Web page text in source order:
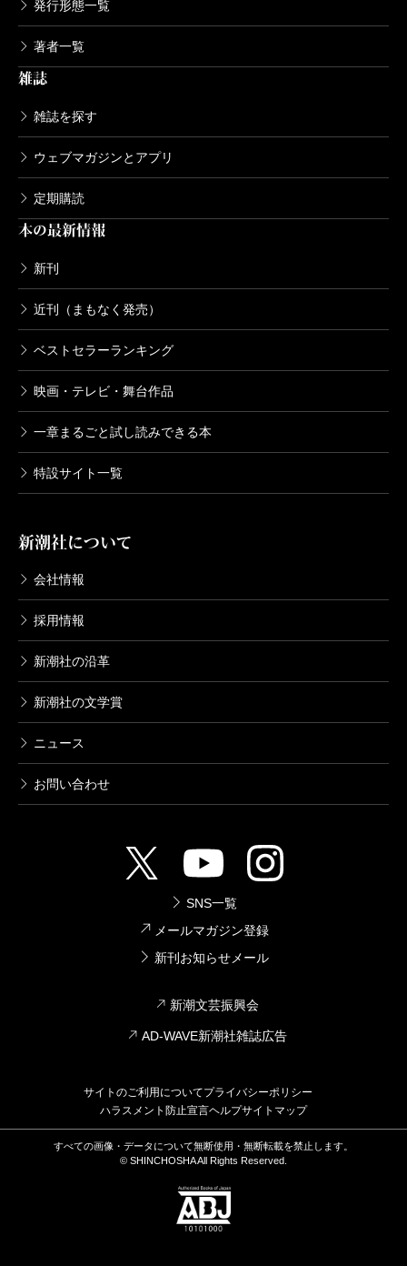
発行形態一覧
著者一覧
雑誌
雑誌を探す
ウェブマガジンとアプリ
定期購読
本の最新情報
新刊
近刊（まもなく発売）
ベストセラーランキング
映画・テレビ・舞台作品
一章まるごと試し読みできる本
特設サイト一覧
新潮社について
会社情報
採用情報
新潮社の沿革
新潮社の文学賞
ニュース
お問い合わせ
SNS一覧
メールマガジン登録
新刊お知らせメール
新潮文芸振興会
AD-WAVE新潮社雑誌広告
サイトのご利用についてプライバシーポリシー
ハラスメント防止宣言ヘルプサイトマップ
すべての画像・データについて無断使用・無断転載を禁止します。
© SHINCHOSHA All Rights Reserved.